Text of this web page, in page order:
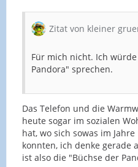
Zitat von kleiner
Für mich nicht. Ich
Pandora" sprechen.
Das Telefon und die
heute sogar im sozialen
hat, wo sich sowas im
konnten, ich denke gerade
ist also die "Büchse der